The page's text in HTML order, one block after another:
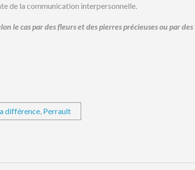
de la communication interpersonnelle.
le cas par des fleurs et des pierres précieuses ou par des
différence, Perrault